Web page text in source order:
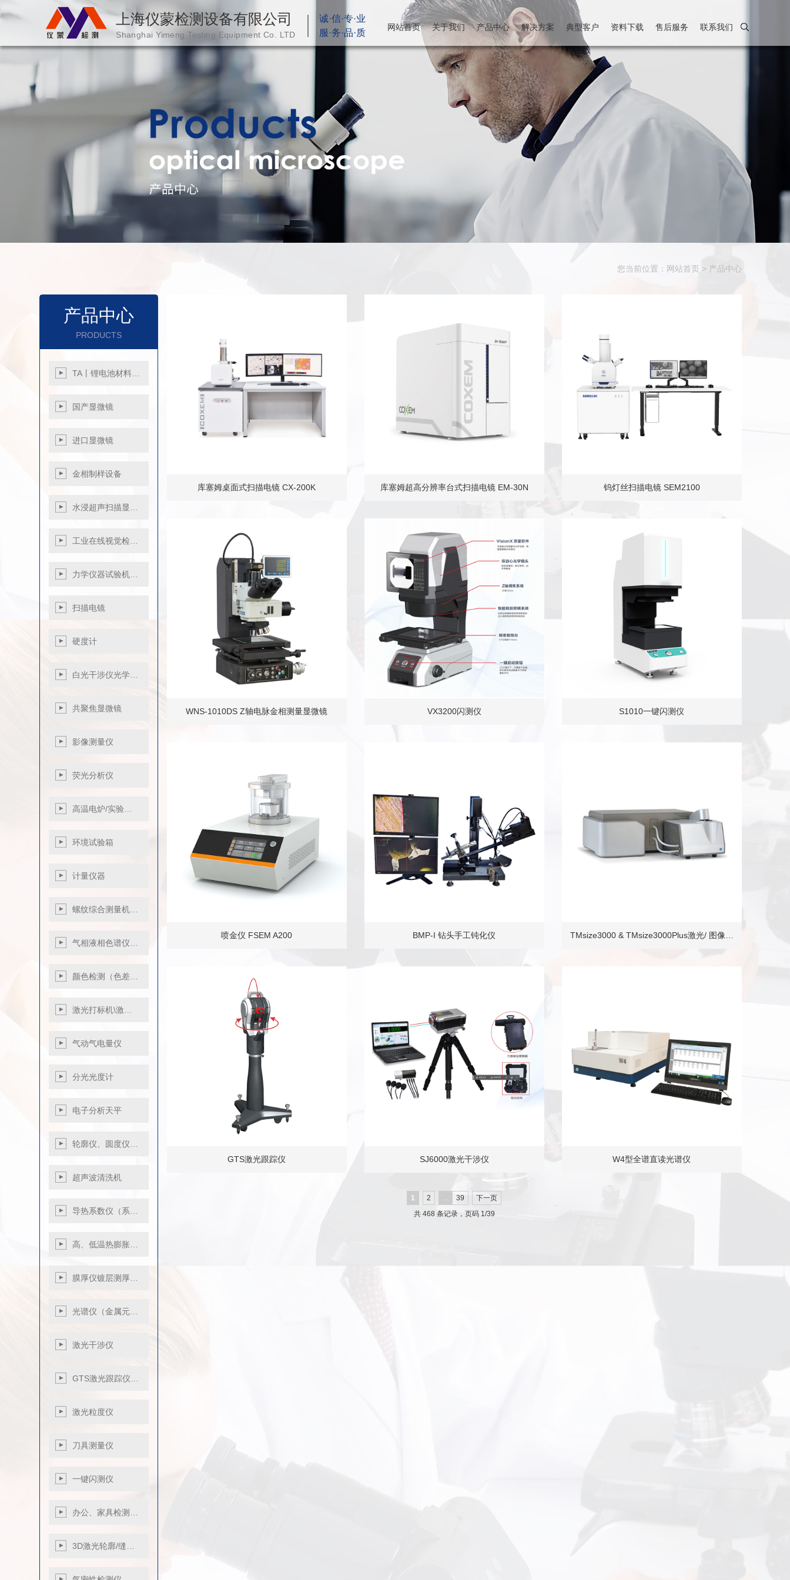
上海仪蒙检测设备有限公司
Shanghai Yimeng Testing Equipment Co. LTD
诚·信·专·业
服·务·品·质
网站首页 关于我们 产品中心 解决方案 典型客户 资料下载 售后服务 联系我们
您当前位置： 网站首页 > 产品中心
产品中心
PRODUCTS
TA丨锂电池材料…
国产显微镜
生物显微镜
体视显微镜
工业内窥镜
万能工具显微镜
镜
进口显微镜
镜
金相显微镜
偏光显微镜
镜
清洁度分析系统
进口尼康显微镜
体式显微镜
金相显微镜
石棉检测显微系统
金相制样设备
镶嵌机
金相电解抛光腐蚀
水浸超声扫描显…
工业在线视觉检…
力学仪器试验机…
试验机
万能试验机…
试验机
悬臂梁冲击试验机
全自动多功能推拉
扫描电镜
韩国库塞姆扫描电
国产扫描电镜
硬度计
维氏硬度计
里氏硬度计
韦氏硬度计
白光干涉仪光学…
共聚焦显微镜
影像测量仪
荧光分析仪
高温电炉/实验…
环境试验箱
恒温恒湿箱-高低温
计量仪器
指示表检定仪
测量仪
影像式钢直尺检定
压力校验仪
高度计
螺纹综合测量机…
气相液相色谱仪…
颜色检测（色差…
分光色差仪
台式分光测色仪
激光打标机\激…
气动气电量仪
分光光度计
电子分析天平
轮廓仪、圆度仪…
超声波清洗机
导热系数仪（系…
高、低温热膨胀…
膜厚仪镀层测厚…
光谱仪（金属元…
激光干涉仪
GTS激光跟踪仪…
激光粒度仪
刀具测量仪
一键闪测仪
VX系列
办公、家具检测…
3D激光轮廓/缝…
库塞姆桌面式扫描电镜 CX-200K 库塞姆超高分辨率台式扫描电镜 EM-30N 钨灯丝扫描电镜 SEM2100
WNS-1010DS Z轴电脉金相测量显微镜 VX3200闪测仪 S1010一键闪测仪
喷金仪 FSEM A200 BMP-I 钻头手工钝化仪 TMsize3000 & TMsize3000Plus激光/ 图像…
GTS激光跟踪仪 SJ6000激光干涉仪 W4型全谱直读光谱仪
1 2 ... 39
下一页
共 468 条记录，页码 1/39